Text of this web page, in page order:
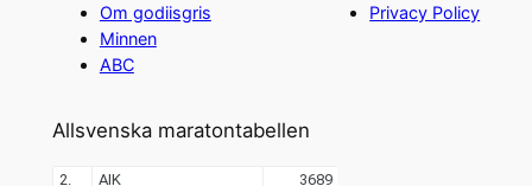
Om godiisgris
Minnen
ABC
Privacy Policy
Allsvenska maratontabellen